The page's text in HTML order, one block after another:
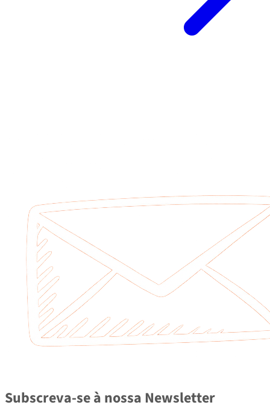
Subscreva-se à nossa Newsletter